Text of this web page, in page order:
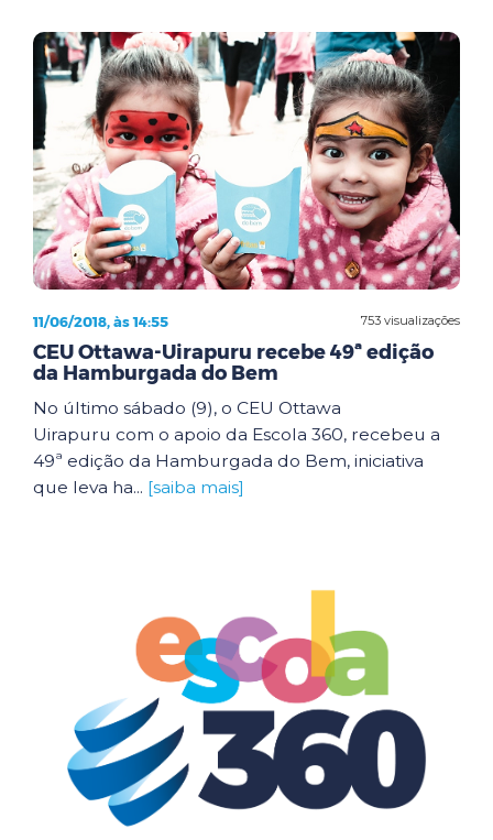
753 visualizações
11/06/2018, às 14:55
CEU Ottawa-Uirapuru recebe 49ª edição
da Hamburgada do Bem
No último sábado (9), o CEU Ottawa
Uirapuru com o apoio da Escola 360, recebeu a
49ª edição da Hamburgada do Bem, iniciativa
que leva ha... [saiba mais]